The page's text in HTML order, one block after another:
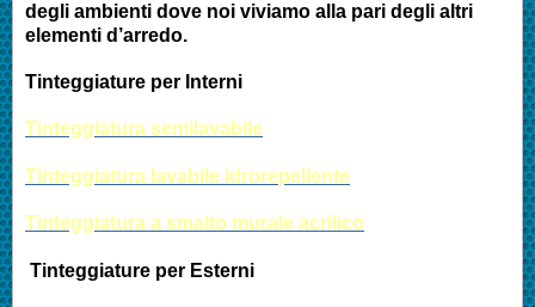
degli ambienti dove noi viviamo alla pari degli altri
elementi d’arredo.
Tinteggiature per Interni
Tinteggiatura semilavabile
Tinteggiatura lavabile idrorepellente
Tinteggiatura a smalto murale acrilico
Tinteggiature per Esterni